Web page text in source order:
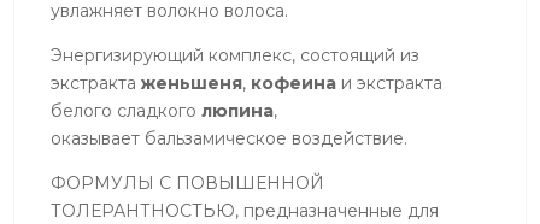
увлажняет волокно волоса.
Энергизирующий комплекс, состоящий из
экстракта женьшеня, кофеина и экстракта
белого сладкого люпина,
оказывает бальзамическое воздействие.
ФОРМУЛЫ С ПОВЫШЕННОЙ
ТОЛЕРАНТНОСТЬЮ, предназначенные для